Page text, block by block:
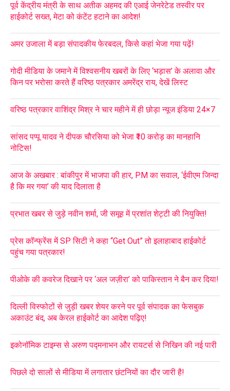
पूर्व केंद्रीय मंत्री के साथ अतीक अहमद की एआई जेनरेटेड तस्वीर पर
हाईकोर्ट सख्त, मेटा को कंटेंट हटाने का आदेश!
अमर उजाला में बड़ा संपादकीय फेरबदल, किसे कहां भेजा गया पढ़ें!
गोदी मीडिया के जमाने में विश्वसनीय खबरों के लिए ‘भड़ास’ के अलावा और
किन पर भरोसा करते हैं वरिष्ठ पत्रकार अमरेंद्र राय, देखें लिस्ट
वरिष्ठ पत्रकार वाशिंद्र मिश्र ने चार महीने में ही छोड़ा न्यूज इंडिया 24×7
सांसद पप्पू यादव ने दीपक चौरसिया को भेजा ₹10 करोड़ का मानहानि
नोटिस!
आज के अखबार : बांकीपुर में भाजपा की हार, PM का सवाल, ‘ईवीएम जिन्दा
है कि मर गया’ की याद दिलाता है
प्रभात खबर से जुड़े नवीन शर्मा, जी समूह में प्रशांत शेट्टी की नियुक्ति!
प्रेस कॉन्फ्रेंस में SP सिटी ने कहा “Get Out” तो इलाहाबाद हाईकोर्ट
पहुंच गया पत्रकार!
पीओके की कवरेज दिखाने पर ‘अल जज़ीरा’ को पाकिस्तान ने बैन कर दिया!
दिल्ली विस्फोटों से जुड़ी खबर शेयर करने पर पूर्व संपादक का फेसबुक
अकाउंट बंद, अब केरल हाईकोर्ट का आदेश पढ़िए!
इकोनॉमिक टाइम्स से अरुण पद्मनाभन और रायटर्स से निखिन की नई पारी
पिछले दो सालों से मीडिया में लगातार छंटनियों का दौर जारी है!